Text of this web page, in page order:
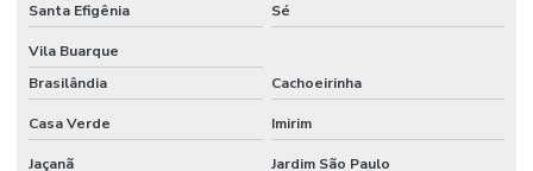
Vasos para plantas grandes
Venda de coqueiros
Venda de palmeiras
Santa Efigênia Sé
Vila Buarque
Brasilândia
Cachoeirinha
Casa Verde Imirim
Jaçanã Jardim São Paulo